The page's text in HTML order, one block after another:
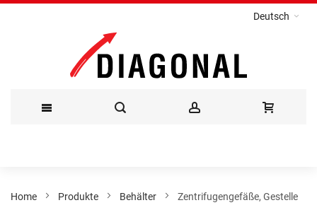
Deutsch
Inhalt
Home Produkte Behälter Zentrifugengefäße, Gestelle